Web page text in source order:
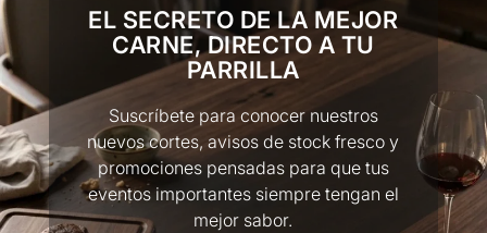
EL SECRETO DE LA MEJOR
CARNE, DIRECTO A TU
PARRILLA
Suscríbete para conocer nuestros
nuevos cortes, avisos de stock fresco y
promociones pensadas para que tus
eventos importantes siempre tengan el
mejor sabor.